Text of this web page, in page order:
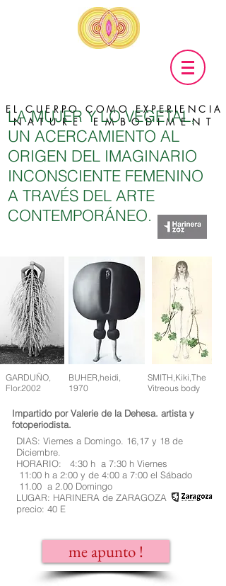
EL CUERPO COMO EXPERIENCIA
NATURE EMBODIMENT
LA MUJER Y LO VEGETAL,
UN ACERCAMIENTO AL
ORIGEN DEL IMAGINARIO
INCONSCIENTE FEMENINO
A TRAVÉS DEL ARTE
CONTEMPORÁNEO.
GARDUÑO,
Flor.2002
BUHER,heidi,
1970
SMITH,Kiki,The
Vitreous body
Impartido por Valerie de la Dehesa. artista y
fotoperiodista.
DIAS: Viernes a Domingo. 16,17 y 18 de
Diciembre.
HORARIO: 4:30 h a 7:30 h Viernes
11:00 h a 2:00 y de 4:00 a 7:00 el Sábado
11.00 a 2.00 Domingo
LUGAR: HARINERA de ZARAGOZA
precio: 40 E
me apunto !